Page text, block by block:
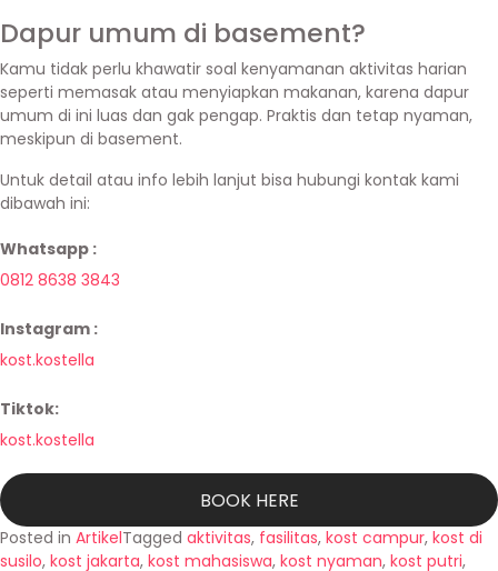
Dapur umum di basement?
Kamu tidak perlu khawatir soal kenyamanan aktivitas harian
seperti memasak atau menyiapkan makanan, karena dapur
umum di ini luas dan gak pengap. Praktis dan tetap nyaman,
meskipun di basement.
Untuk detail atau info lebih lanjut bisa hubungi kontak kami
dibawah ini:
Whatsapp :
0812 8638 3843
Instagram :
kost.kostella
Tiktok:
kost.kostella
BOOK HERE
Posted in ArtikelTagged aktivitas, fasilitas, kost campur, kost di
susilo, kost jakarta, kost mahasiswa, kost nyaman, kost putri,